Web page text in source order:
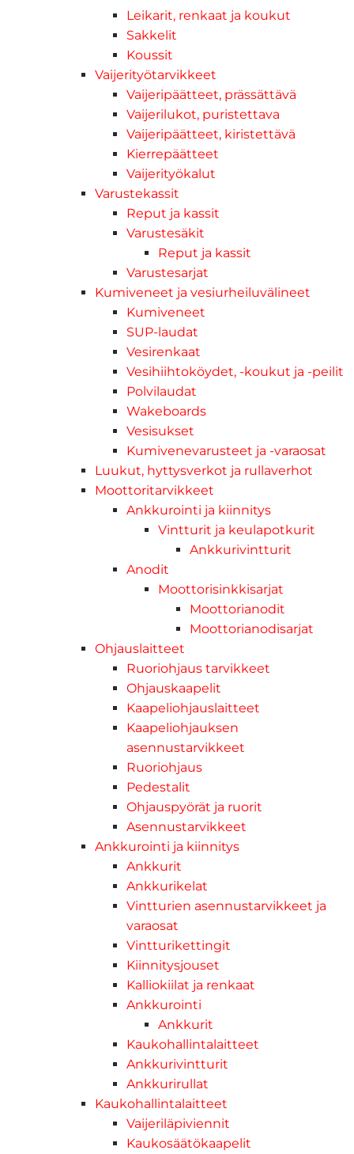
Leikarit, renkaat ja koukut
Sakkelit
Koussit
Vaijerityötarvikkeet
Vaijeripäätteet, prässättävä
Vaijerilukot, puristettava
Vaijeripäätteet, kiristettävä
Kierrepäätteet
Vaijerityökalut
Varustekassit
Reput ja kassit
Varustesäkit
Reput ja kassit
Varustesarjat
Kumiveneet ja vesiurheiluvälineet
Kumiveneet
SUP-laudat
Vesirenkaat
Vesihiihtoköydet, -koukut ja -peilit
Polvilaudat
Wakeboards
Vesisukset
Kumivenevarusteet ja -varaosat
Luukut, hyttysverkot ja rullaverhot
Moottoritarvikkeet
Ankkurointi ja kiinnitys
Vintturit ja keulapotkurit
Ankkurivintturit
Anodit
Moottorisinkkisarjat
Moottorianodit
Moottorianodisarjat
Ohjauslaitteet
Ruoriohjaus tarvikkeet
Ohjauskaapelit
Kaapeliohjauslaitteet
Kaapeliohjauksen
asennustarvikkeet
Ruoriohjaus
Pedestalit
Ohjauspyörät ja ruorit
Asennustarvikkeet
Ankkurointi ja kiinnitys
Ankkurit
Ankkurikelat
Vintturien asennustarvikkeet ja
varaosat
Vintturikettingit
Kiinnitysjouset
Kalliokiilat ja renkaat
Ankkurointi
Ankkurit
Kaukohallintalaitteet
Ankkurivintturit
Ankkurirullat
Kaukohallintalaitteet
Vaijeriläpiviennit
Kaukosäätökaapelit